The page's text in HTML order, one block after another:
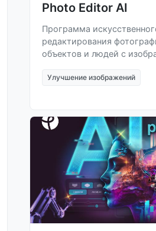
Photo Editor AI
Программа
редактирования
объектов и людей с
Улучшение изображений